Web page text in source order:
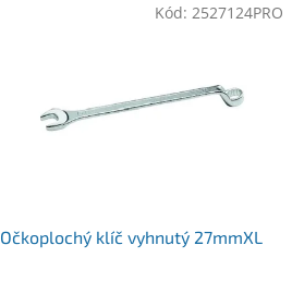
Očkoplochý klíč vyhnutý 27mmXL
Kód: 2527124PRO